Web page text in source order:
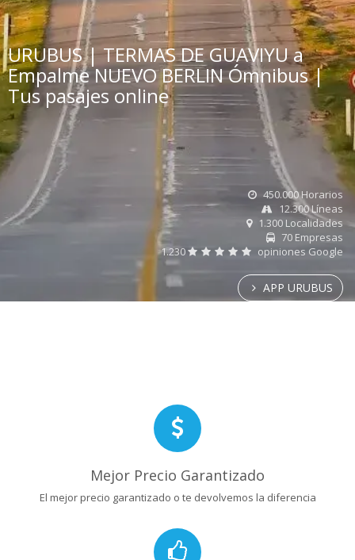
URUBUS | TERMAS DE GUAVIYU a
Empalme NUEVO BERLIN Ómnibus |
Tus pasajes online
450.000 Horarios
12.300 Líneas
1.300 Localidades
70 Empresas
1.230
opiniones Google
APP URUBUS
Mejor Precio Garantizado
El mejor precio garantizado o te devolvemos la diferencia